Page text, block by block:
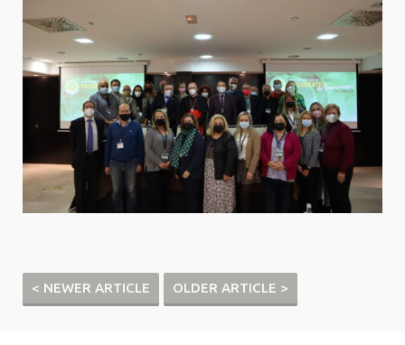
< NEWER ARTICLE OLDER ARTICLE >